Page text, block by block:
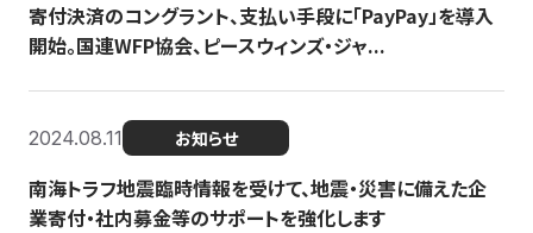
寄付決済のコングラント、支払い手段に「PayPay」を導入
開始。国連WFP協会、ピースウィンズ・ジャ...
2024.08.11 お知らせ
南海トラフ地震臨時情報を受けて、地震・災害に備えた企
業寄付・社内募金等のサポートを強化します